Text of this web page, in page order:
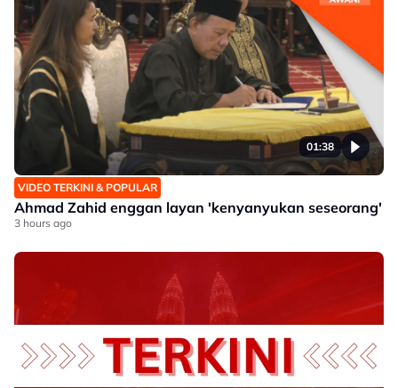
01:38
VIDEO TERKINI & POPULAR
Ahmad Zahid enggan layan 'kenyanyukan seseorang'
3 hours ago